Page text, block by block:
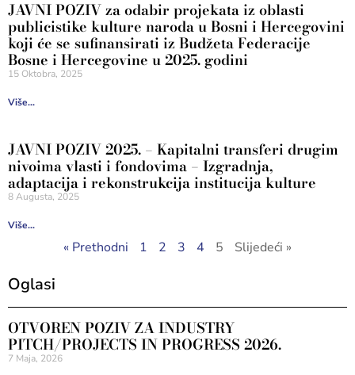
JAVNI POZIV za odabir projekata iz oblasti
publicistike kulture naroda u Bosni i Hercegovini
koji će se sufinansirati iz Budžeta Federacije
Bosne i Hercegovine u 2025. godini
15 Oktobra, 2025
Više...
JAVNI POZIV 2025. – Kapitalni transferi drugim
nivoima vlasti i fondovima – Izgradnja,
adaptacija i rekonstrukcija institucija kulture
8 Augusta, 2025
Više...
« Prethodni 1 2 3 4 5 Slijedeći »
Oglasi
OTVOREN POZIV ZA INDUSTRY
PITCH/PROJECTS IN PROGRESS 2026.
7 Maja, 2026